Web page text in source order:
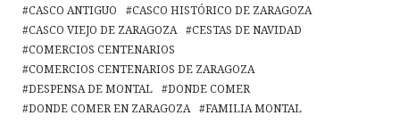
CASCO ANTIGUO
CASCO HISTÓRICO DE ZARAGOZA
CASCO VIEJO DE ZARAGOZA
CESTAS DE NAVIDAD
COMERCIOS CENTENARIOS
COMERCIOS CENTENARIOS DE ZARAGOZA
DESPENSA DE MONTAL
DONDE COMER
DONDE COMER EN ZARAGOZA
FAMILIA MONTAL